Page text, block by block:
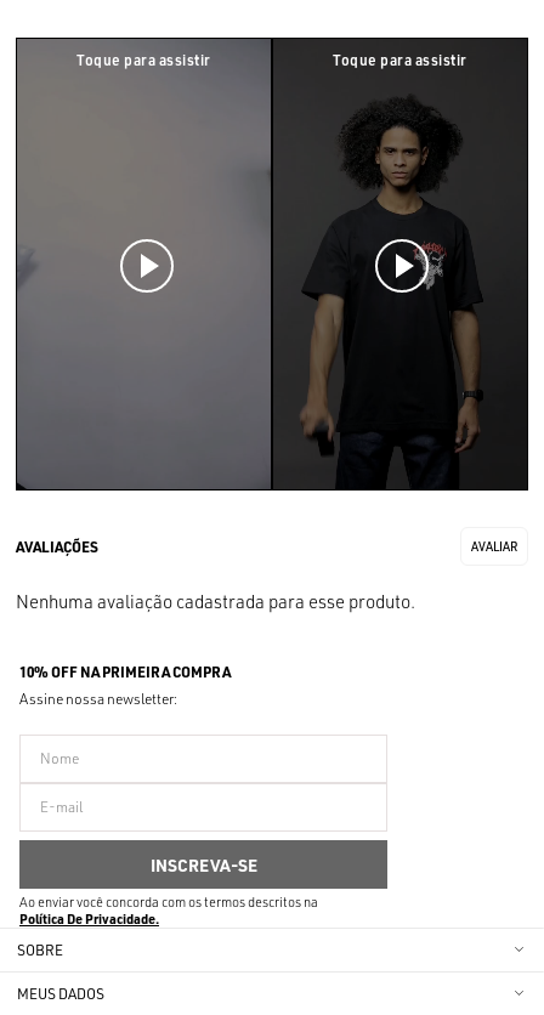
Nenhuma avaliação cadastrada para esse produto.
10% OFF NA PRIMEIRA COMPRA
Assine nossa newsletter:
Ao enviar você concorda com os termos descritos na
Política De Privacidade
SOBRE
MEUS DADOS